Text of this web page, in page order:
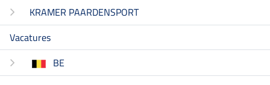
KRAMER PAARDENSPORT
Vacatures
BE